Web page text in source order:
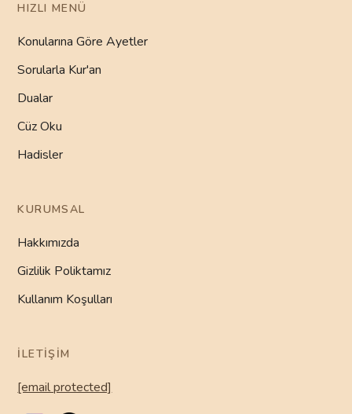
HIZLI MENÜ
Konularına Göre Ayetler
Sorularla Kur'an
Dualar
Cüz Oku
Hadisler
KURUMSAL
Hakkımızda
Gizlilik Poliktamız
Kullanım Koşulları
İLETIŞIM
[email protected]